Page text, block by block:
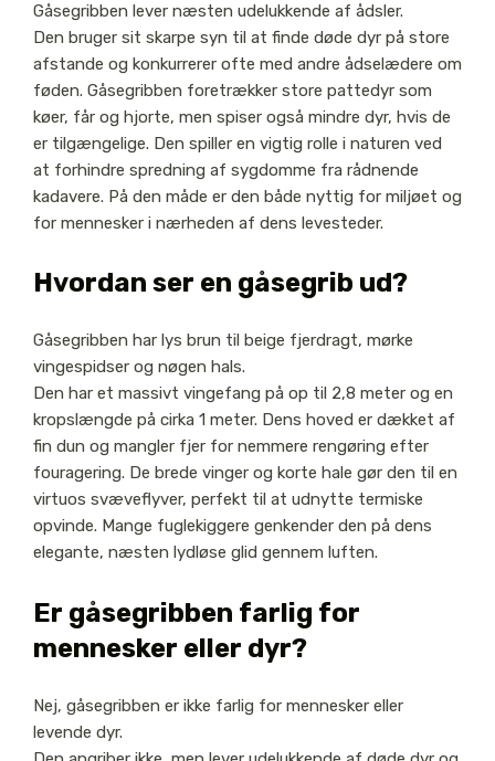
Gåsegribben lever næsten udelukkende af ådsler.
Den bruger sit skarpe syn til at finde døde dyr på store
afstande og konkurrerer ofte med andre ådselædere om
føden. Gåsegribben foretrækker store pattedyr som
køer, får og hjorte, men spiser også mindre dyr, hvis de
er tilgængelige. Den spiller en vigtig rolle i naturen ved
at forhindre spredning af sygdomme fra rådnende
kadavere. På den måde er den både nyttig for miljøet og
for mennesker i nærheden af dens levesteder.
Hvordan ser en gåsegrib ud?
Gåsegribben har lys brun til beige fjerdragt, mørke
vingespidser og nøgen hals.
Den har et massivt vingefang på op til 2,8 meter og en
kropslængde på cirka 1 meter. Dens hoved er dækket af
fin dun og mangler fjer for nemmere rengøring efter
fouragering. De brede vinger og korte hale gør den til en
virtuos svæveflyver, perfekt til at udnytte termiske
opvinde. Mange fuglekiggere genkender den på dens
elegante, næsten lydløse glid gennem luften.
Er gåsegribben farlig for
mennesker eller dyr?
Nej, gåsegribben er ikke farlig for mennesker eller
levende dyr.